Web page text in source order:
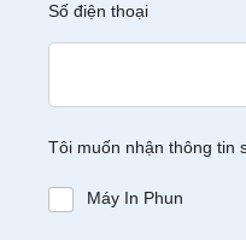
Số điện thoại
Tôi muốn nhận thông tin
Máy In Phun